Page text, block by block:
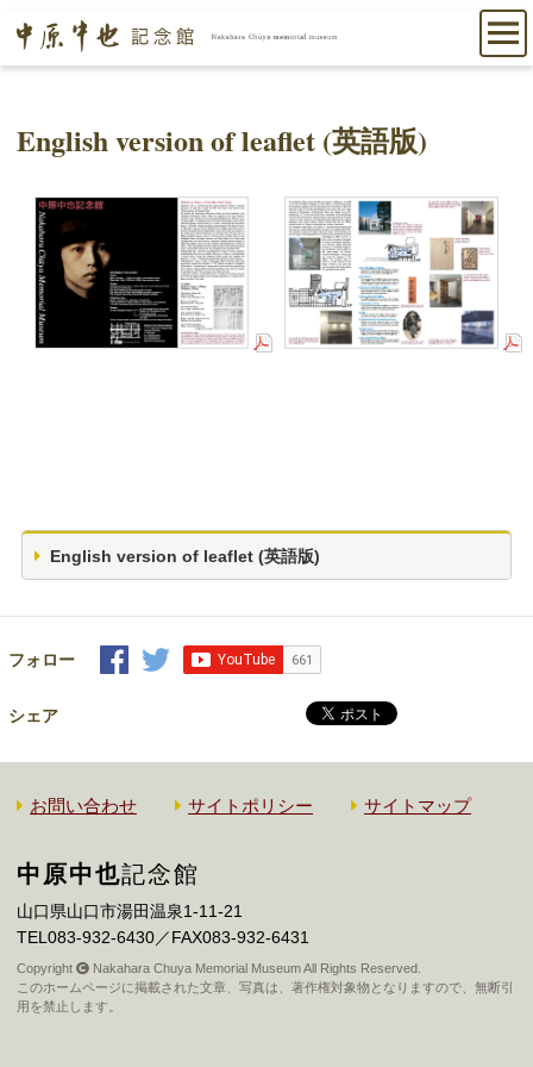
English version of leaflet (英語版)
English version of leaflet (英語版)
フォロー
シェア
お問い合わせ サイトポリシー サイトマップ
中原中也記念館
山口県山口市湯田温泉1-11-21
TEL083-932-6430／FAX083-932-6431
Copyright
Nakahara Chuya Memorial Museum All Rights Reserved.
このホームページに掲載された文章、写真は、著作権対象物となりますので、無断引
用を禁止します。